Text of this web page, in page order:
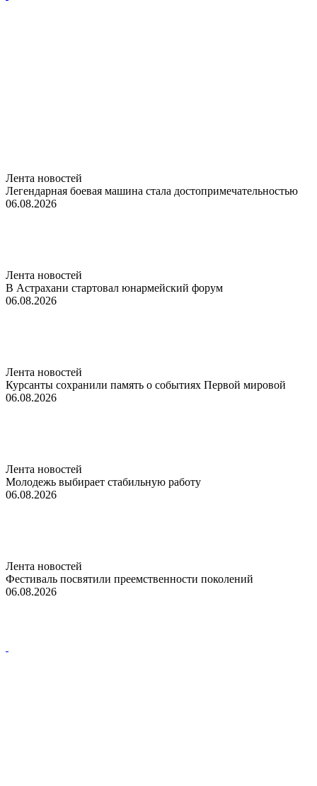
Лента новостей
Легендарная боевая машина стала достопримечательностью
06.08.2026
Лента новостей
В Астрахани стартовал юнармейский форум
06.08.2026
Лента новостей
Курсанты сохранили память о событиях Первой мировой
06.08.2026
Лента новостей
Молодежь выбирает стабильную работу
06.08.2026
Лента новостей
Фестиваль посвятили преемственности поколений
06.08.2026